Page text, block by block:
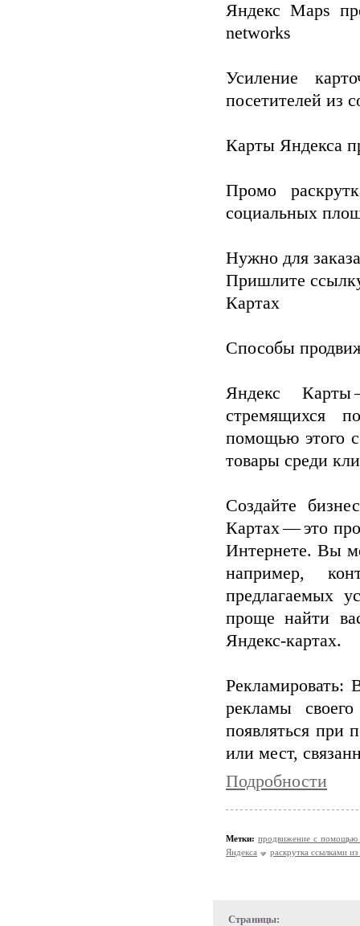
Яндекс Maps
networks
Усиление
посетителей из
Карты Яндекса
Промо
социальных
Нужно для
Пришлите
Картах
Способы
Яндекс
стремящихся
помощью этого
товары среди
Создайте
Картах — это
Интернете. Вы
например,
предлагаемых
проще найти
Яндекс-картах.
Рекламировать:
рекламы
появляться при
или мест,
Подробности
Метки: продвижение с помощью
Яндекса
раскрутка ссылками
Страницы: